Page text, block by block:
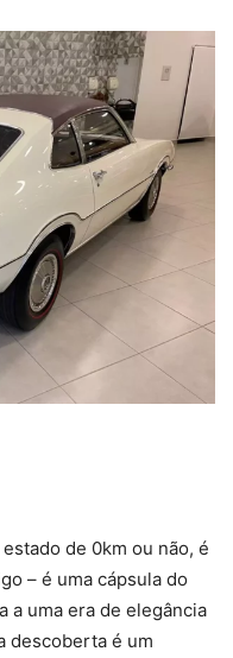
de 0km ou não, é
– é uma cápsula do
a uma era de elegância
descoberta é um